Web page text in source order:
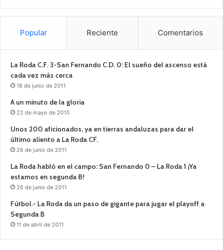
Popular Reciente Comentarios
La Roda C.F. 3-San Fernando C.D. 0: El sueño del ascenso está
cada vez más cerca
18 de junio de 2011
A un minuto de la gloria
22 de mayo de 2010
Unos 200 aficionados, ya en tierras andaluzas para dar el
último aliento a La Roda CF.
26 de junio de 2011
La Roda habló en el campo: San Fernando 0 – La Roda 1 ¡Ya
estamos en segunda B!
26 de junio de 2011
Fútbol.- La Roda da un paso de gigante para jugar el playoff a
Segunda B
11 de abril de 2011